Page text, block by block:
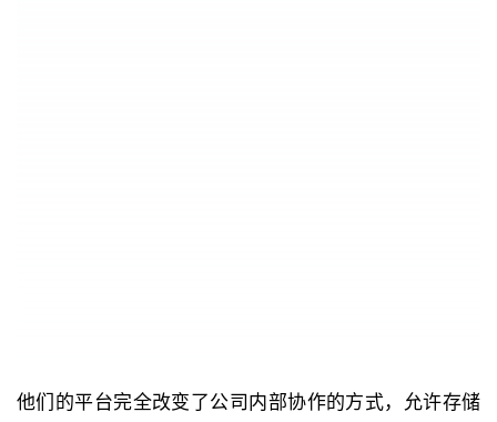
他们的平台完全改变了公司内部协作的方式，允许存储